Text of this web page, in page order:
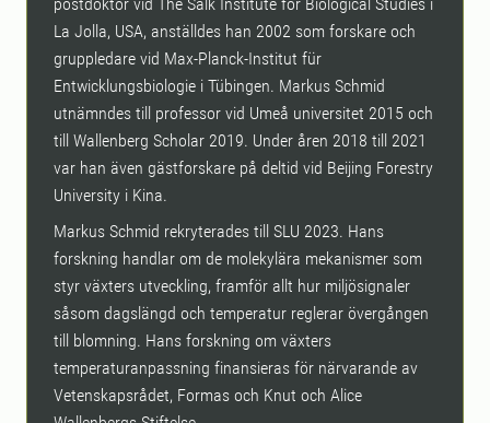
La Jolla, USA, anställdes han 2002 som forskare och
gruppledare vid Max-Planck-Institut für
Entwicklungsbiologie i Tübingen. Markus Schmid
utnämndes till professor vid Umeå universitet 2015 och
till Wallenberg Scholar 2019. Under åren 2018 till 2021
var han även gästforskare på deltid vid Beijing Forestry
University i Kina.
Markus Schmid rekryterades till SLU 2023. Hans
forskning handlar om de molekylära mekanismer som
styr växters utveckling, framför allt hur miljösignaler
såsom dagslängd och temperatur reglerar övergången
till blomning. Hans forskning om växters
temperaturanpassning finansieras för närvarande av
Vetenskapsrådet, Formas och Knut och Alice